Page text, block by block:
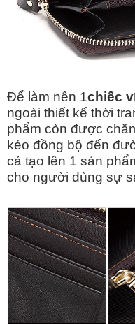
Để làm nên 1chiếc
ngoài thiết kế thời
phẩm còn được
kéo đồng bộ đến
cả tạo lên 1 sản
cho người dùng sự